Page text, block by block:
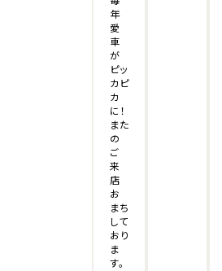
年
愛
車
が
ピッ
カピ
カ
に！
また
の
ご
来
店
お
まち
して
おり
ま
す。